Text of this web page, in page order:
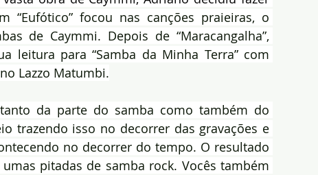
“Eufótico” focou nas canções praieiras, o
de Caymmi. Depois de “Maracangalha”,
leitura para “Samba da Minha Terra” com
Lazzo Matumbi.
da parte do samba como também do
trazendo isso no decorrer das gravações e
no decorrer do tempo. O resultado
pitadas de samba rock. Vocês também